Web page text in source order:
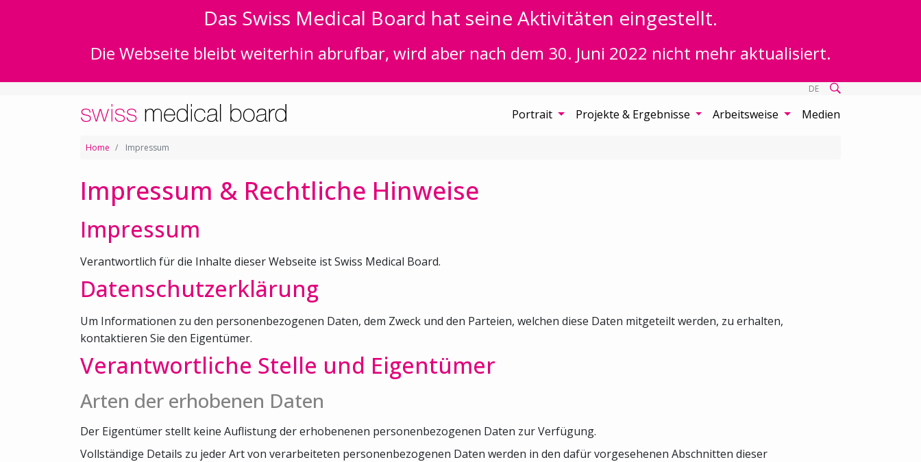
Das Swiss Medical Board hat seine Aktivitäten eingestellt.
Die Webseite bleibt weiterhin abrufbar, wird aber nach dem 30. Juni 2022 nicht mehr aktualisiert.
DE
Portrait Projekte & Ergebnisse Arbeitsweise Medien
Home Impressum
Impressum & Rechtliche Hinweise
Impressum
Verantwortlich für die Inhalte dieser Webseite ist Swiss Medical Board.
Datenschutzerklärung
Um Informationen zu den personenbezogenen Daten, dem Zweck und den Parteien, welchen diese Daten mitgeteilt werden, zu erhalten,
kontaktieren Sie den Eigentümer.
Verantwortliche Stelle und Eigentümer
Arten der erhobenen Daten
Der Eigentümer stellt keine Auflistung der erhobenenen personenbezogenen Daten zur Verfügung.
Vollständige Details zu jeder Art von verarbeiteten personenbezogenen Daten werden in den dafür vorgesehenen Abschnitten dieser